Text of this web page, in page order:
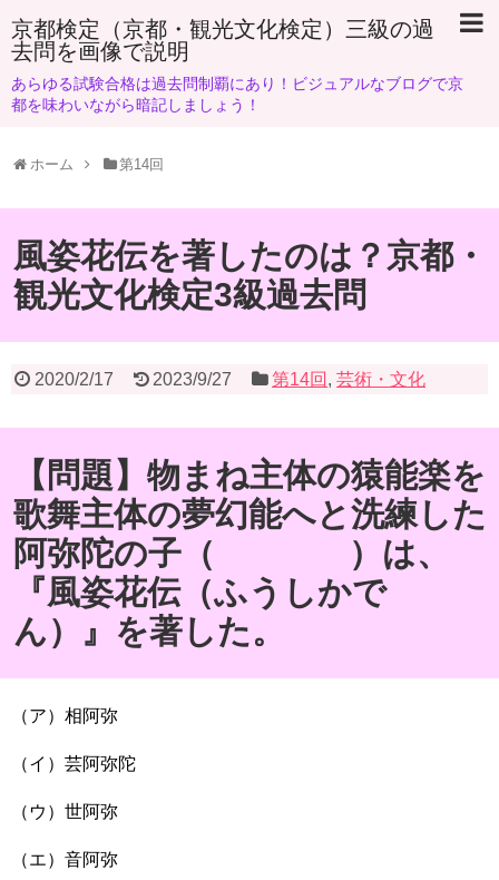
京都検定（京都・観光文化検定）三級の過
去問を画像で説明
あらゆる試験合格は過去問制覇にあり！ビジュアルなブログで京
都を味わいながら暗記しましょう！
ホーム 第14回
風姿花伝を著したのは？京都・
観光文化検定3級過去問
2020/2/17 2023/9/27 第14回 ,芸術・文化
【問題】物まね主体の猿能楽を
歌舞主体の夢幻能へと洗練した
阿弥陀の子（ ）は、
『風姿花伝（ふうしかで
ん）』を著した。
（ア）相阿弥
（イ）芸阿弥陀
（ウ）世阿弥
（エ）音阿弥